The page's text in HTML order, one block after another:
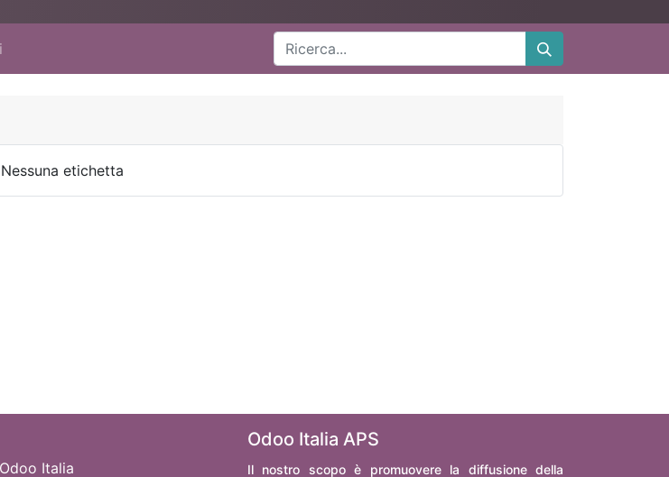
Nessuna etichetta
Italia
Odoo Italia APS
Il nostro scopo è promuovere la diffusione della